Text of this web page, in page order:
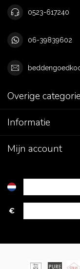
0523-617240
06-39839602
Overige
Informatie
Mijn account
€